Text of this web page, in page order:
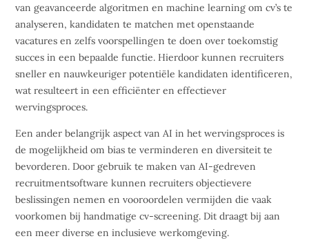
van geavanceerde algoritmen en machine learning om cv’s te
analyseren, kandidaten te matchen met openstaande
vacatures en zelfs voorspellingen te doen over toekomstig
succes in een bepaalde functie. Hierdoor kunnen recruiters
sneller en nauwkeuriger potentiële kandidaten identificeren,
wat resulteert in een efficiënter en effectiever
wervingsproces.
Een ander belangrijk aspect van AI in het wervingsproces is
de mogelijkheid om bias te verminderen en diversiteit te
bevorderen. Door gebruik te maken van AI-gedreven
recruitmentsoftware kunnen recruiters objectievere
beslissingen nemen en vooroordelen vermijden die vaak
voorkomen bij handmatige cv-screening. Dit draagt bij aan
een meer diverse en inclusieve werkomgeving.